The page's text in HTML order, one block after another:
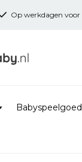
Op werkdagen voor
Babyspeelgoed